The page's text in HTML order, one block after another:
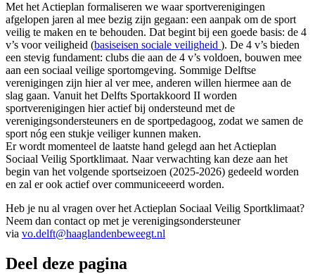
Met het Actieplan formaliseren we waar sportverenigingen
afgelopen jaren al mee bezig zijn gegaan: een aanpak om de sport
veilig te maken en te behouden. Dat begint bij een goede basis: de 4
v’s voor veiligheid (basiseisen sociale veiligheid ). De 4 v’s bieden
een stevig fundament: clubs die aan de 4 v’s voldoen, bouwen mee
aan een sociaal veilige sportomgeving. Sommige Delftse
verenigingen zijn hier al ver mee, anderen willen hiermee aan de
slag gaan. Vanuit het Delfts Sportakkoord II worden
sportverenigingen hier actief bij ondersteund met de
verenigingsondersteuners en de sportpedagoog, zodat we samen de
sport nóg een stukje veiliger kunnen maken.
Er wordt momenteel de laatste hand gelegd aan het Actieplan
Sociaal Veilig Sportklimaat. Naar verwachting kan deze aan het
begin van het volgende sportseizoen (2025-2026) gedeeld worden
en zal er ook actief over communiceeerd worden.
Heb je nu al vragen over het Actieplan Sociaal Veilig Sportklimaat?
Neem dan contact op met je verenigingsondersteuner
via vo.delft@haaglandenbeweegt.nl
Deel deze pagina